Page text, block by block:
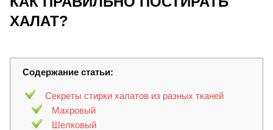
ХАЛАТ?
Содержание статьи:
Секреты стирки халатов из разных тканей
Махровый
Шелковый